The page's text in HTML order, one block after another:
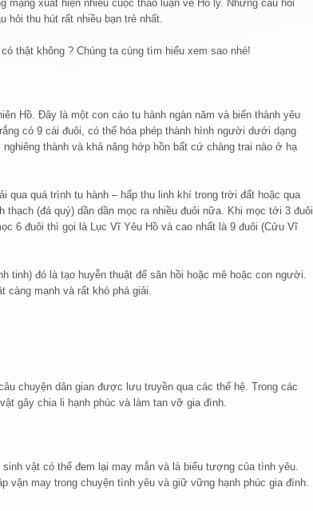
mạng xuất hiện nhiều cuộc thảo luận về Hồ ly. Nhưng câu hỏi
hỏi thu hút rất nhiều bạn trẻ nhất.
thật không ? Chúng ta cùng tìm hiểu xem sao nhé!
Hồ. Đây là một con cáo tu hành ngàn năm và biến thành yêu
có 9 cái đuôi, có thể hóa phép thành hình người dưới dạng
thành và khả năng hớp hồn bất cứ chàng trai nào ở hạ
qua quá trình tu hành – hấp thu linh khí trong trời đất hoặc qua
thạch (đá quý) dần dần mọc ra nhiều đuôi nữa. Khi mọc tới 3 đuôi
6 đuôi thì gọi là Lục Vĩ Yêu Hồ và cao nhất là 9 đuôi (Cửu Vĩ
tinh) đó là tạo huyễn thuật để săn hồi hoặc mê hoặc con người.
càng mạnh và rất khó phá giải.
chuyện dân gian được lưu truyền qua các thế hệ. Trong các
gây chia li hạnh phúc và làm tan vỡ gia đình.
vật có thể đem lại may mắn và là biểu tượng của tình yêu.
vận may trong chuyện tình yêu và giữ vững hạnh phúc gia đình.